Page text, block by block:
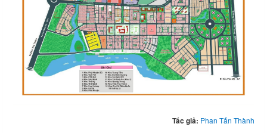
Tác giả: Phan Tấn Thành